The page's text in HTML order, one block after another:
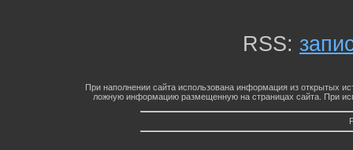
RSS:
При наполнении сайта использована информация из открытых
ложную информацию размещенную на страницах сайта. При